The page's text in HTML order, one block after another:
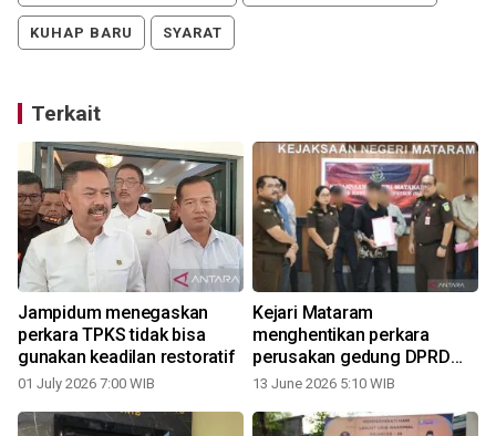
KUHAP BARU SYARAT
Terkait
Jampidum menegaskan
perkara TPKS tidak bisa
gunakan keadilan restoratif
01 July 2026 7:00 WIB
Kejari Mataram
menghentikan perkara
perusakan gedung DPRD
NTB melalui RJ
13 June 2026 5:10 WIB